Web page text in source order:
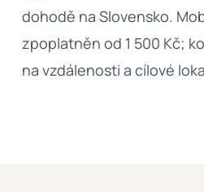
dohodě na Slovensko.
zpoplatněn od 1 500 Kč;
na vzdálenosti a cílové